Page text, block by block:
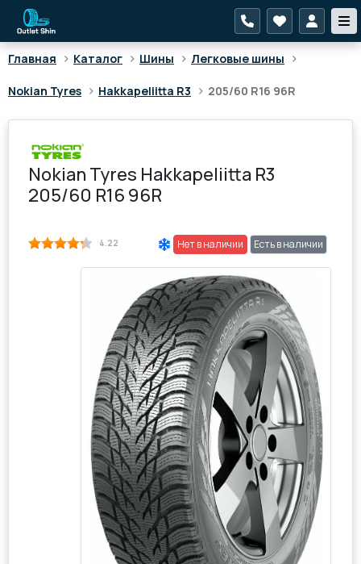
Главная > Каталог > Шины > Легковые шины >
Nokian Tyres > Hakkapeliitta R3 > 205/60 R16 96R
Nokian Tyres Hakkapeliitta R3
205/60 R16 96R
4.22 Нет в наличии Есть в наличии